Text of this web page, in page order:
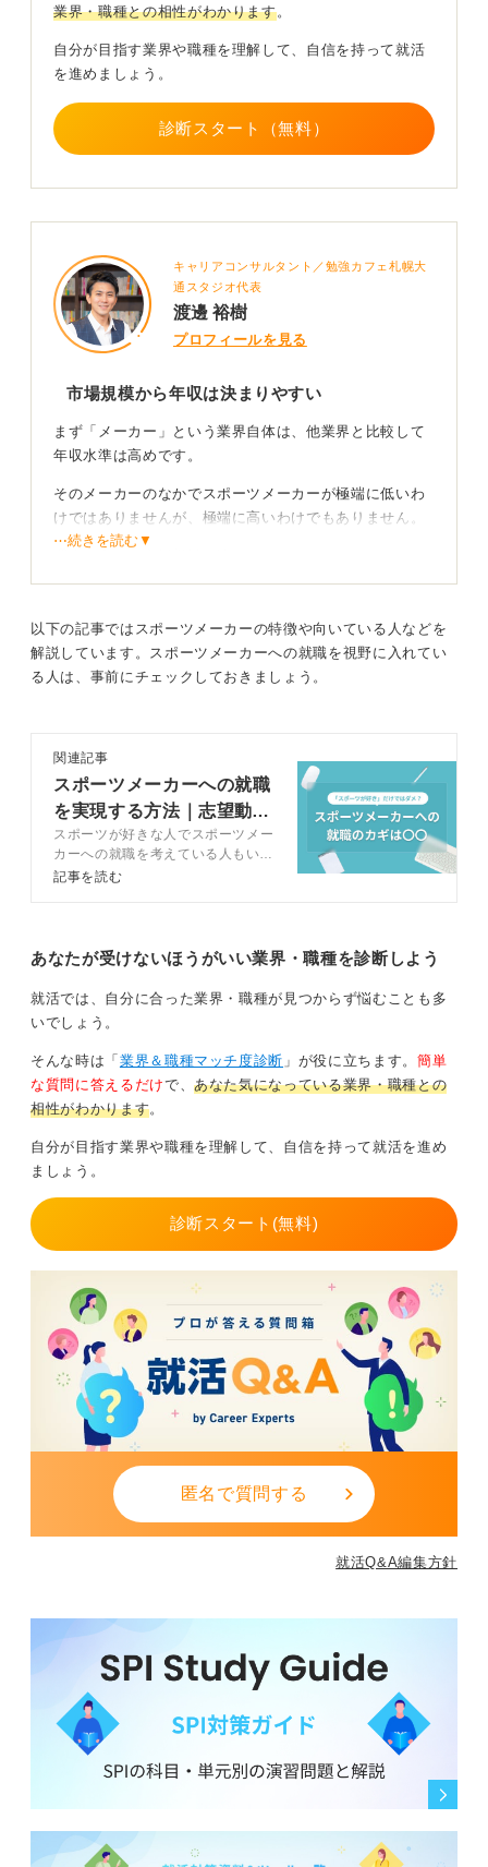
事が好きだからしたい」と考える人も多いと思います。
総合職へのキャリアアップや、外資系ブランドへの転職
も視野に入れると良いでしょう。
0
業界・職種との相性がわかります。
自分が目指す業界や職種を理解して、自信を持って就活
を進めましょう。
診断スタート（無料）
キャリアコンサルタント／勉強カフェ札幌大
通スタジオ代表
渡邊 裕樹
プロフィールを見る
市場規模から年収は決まりやすい
まず「メーカー」という業界自体は、他業界と比較して
年収水準は高めです。
そのメーカーのなかでスポーツメーカーが極端に低いわ
けではありませんが、極端に高いわけでもありません。
市場規模が会社の売上規模に影響し、それが給与水準に
反映されるのです。
なおどのメーカーであっても、年収を上げる最もわかり
やすいキャリアパスは、昇進して管理職になることで
す。
0
⋯続きを読む▼
以下の記事ではスポーツメーカーの特徴や向いている人などを
解説しています。スポーツメーカーへの就職を視野に入れてい
る人は、事前にチェックしておきましょう。
関連記事
スポーツメーカーへの就職
を実現する方法｜志望動機
例文も紹介
スポーツが好きな人でスポーツメー
カーへの就職を考えている人もいる
でしょう。スポーツメーカーは選考
ーに就職するための対策を網羅的に
解説しています。
記事を読む
あなたが受けないほうがいい業界・職種を診断しよう
就活では、自分に合った業界・職種が見つからず悩むことも多
いでしょう。
そんな時は「 業界＆職種マッチ度診断 」が役に立ちます。 簡単
な質問に答えるだけで、あなた気になっている業界・職種との
相性がわかります。
自分が目指す業界や職種を理解して、自信を持って就活を進め
ましょう。
診断スタート(無料)
匿名で質問する
就活Q&A編集方針